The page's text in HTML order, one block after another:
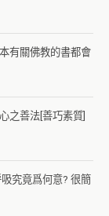
有關佛教的書都會
之善法[善巧素質]
究竟爲何意? 很簡